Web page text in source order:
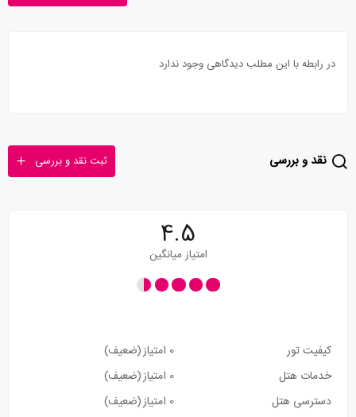
در رابطه با این مطلب دیدگاهی وجود ندارد
نقد و بررسی ثبت نقد و بررسی
4.5
امتیاز میانگین
کیفیت تور 0 امتیاز
(ضعیف)
خدمات هتل
0 امتیاز
(ضعیف)
دسترسی هتل
0 امتیاز
(ضعیف)